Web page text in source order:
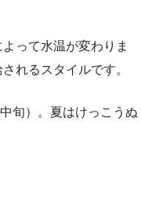
って水温が変わりま
れるスタイルです。
旬）。夏はけっこうぬ